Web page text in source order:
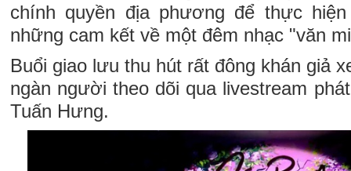
chính quyền địa phương để thực
những cam kết về một đêm nhạc "văn
Buổi giao lưu thu hút rất đông khán giả
ngàn người theo dõi qua livestream
Tuấn Hưng.